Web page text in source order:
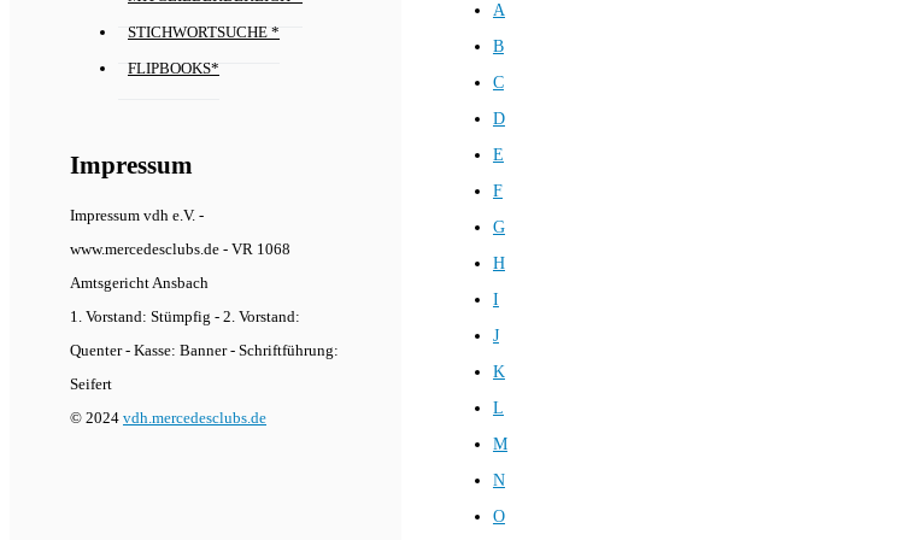
STICHWORTSUCHE *
FLIPBOOKS*
Impressum
Impressum vdh e.V. -
www.mercedesclubs.de - VR 1068
Amtsgericht Ansbach
1. Vorstand: Stümpfig - 2. Vorstand:
Quenter - Kasse: Banner - Schriftführung:
Seifert
© 2024 vdh.mercedesclubs.de
A
B
C
D
E
F
G
H
I
J
K
L
M
N
O